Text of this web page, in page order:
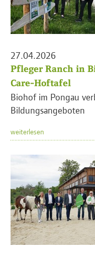
27.04.2026
Pfleger Ranch in
Care-Hoftafel
Biohof im Pongau
Bildungsangeboten
weiterlesen